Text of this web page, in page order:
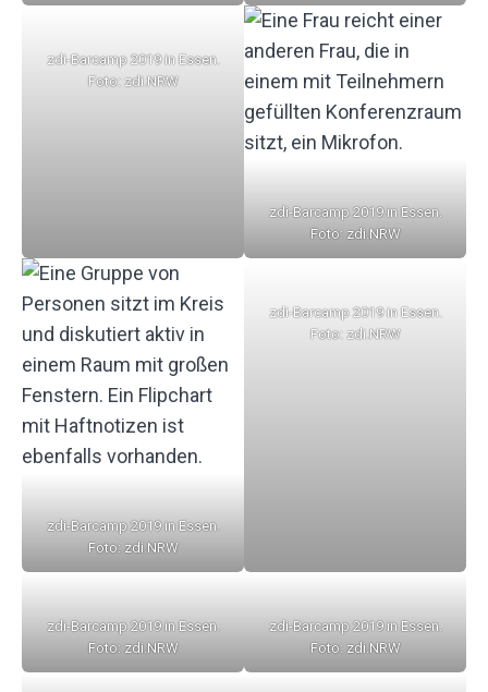
zdi-Barcamp 2019 in Essen.
Foto: zdi.NRW
zdi-Barcamp 2019 in Essen.
Foto: zdi.NRW
zdi-Barcamp 2019 in Essen.
Foto: zdi.NRW
zdi-Barcamp 2019 in Essen.
Foto: zdi.NRW
zdi-Barcamp 2019 in Essen.
Foto: zdi.NRW
zdi-Barcamp 2019 in Essen.
Foto: zdi.NRW